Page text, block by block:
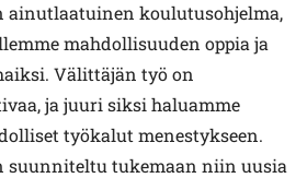
ainutlaatuinen koulutusohjelma,
mahdollisuuden oppia ja
Välittäjän työ on
ja juuri siksi haluamme
työkalut menestykseen.
suunniteltu tukemaan niin uusia